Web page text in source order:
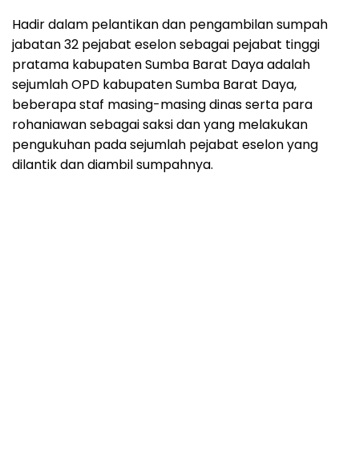
Hadir dalam pelantikan dan pengambilan sumpah
jabatan 32 pejabat eselon sebagai pejabat tinggi
pratama kabupaten Sumba Barat Daya adalah
sejumlah OPD kabupaten Sumba Barat Daya,
beberapa staf masing-masing dinas serta para
rohaniawan sebagai saksi dan yang melakukan
pengukuhan pada sejumlah pejabat eselon yang
dilantik dan diambil sumpahnya.